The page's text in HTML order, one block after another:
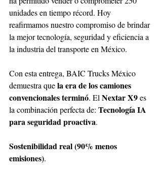
unidades en tiempo récord. Hoy
reafirmamos nuestro compromiso de brindar
la mejor tecnología, seguridad y eficiencia a
la industria del transporte en México.
Con esta entrega, BAIC Trucks México
demuestra que la era de los camiones
convencionales terminó. El Nextar X9 es
la combinación perfecta de: Tecnología IA
para seguridad proactiva.
Sostenibilidad real (90% menos
emisiones).